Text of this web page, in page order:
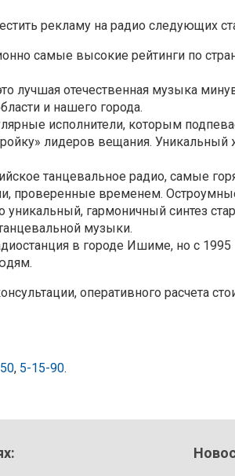
рекламу на радио следующих
самые высокие рейтинги по
лучшая отечественная музыка
и нашего города.
исполнители, которым
лидеров вещания.
танцевальное радио, самые
проверенные временем.
уникальный, гармоничный синтез
музыки.
в городе Ишиме, но с
оперативного расчета
, 5-15-90.